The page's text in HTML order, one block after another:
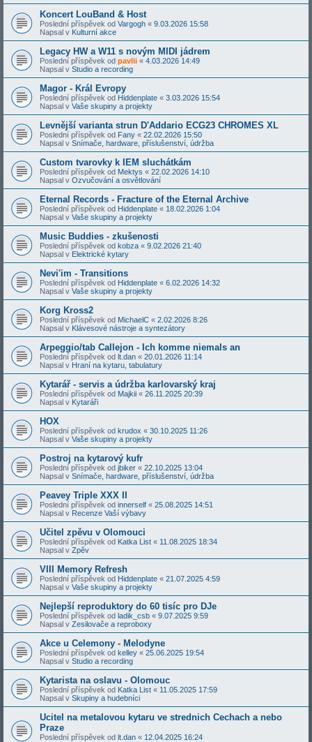
Koncert LouBand & Host
Poslední příspěvek od Vargogh « 9.03.2026 15:58
Napsal v Kulturní akce
Legacy HW a W11 s novým MIDI jádrem
Poslední příspěvek od pavlii « 4.03.2026 14:49
Napsal v Studio a recording
Magor - Král Evropy
Poslední příspěvek od Hiddenplate « 3.03.2026 15:54
Napsal v Vaše skupiny a projekty
Levnější varianta strun D'Addario ECG23 CHROMES XL
Poslední příspěvek od Fany « 22.02.2026 15:50
Napsal v Snímače, hardware, příslušenství, údržba
Custom tvarovky k IEM sluchátkám
Poslední příspěvek od Mektys « 22.02.2026 14:10
Napsal v Ozvučování a osvětlování
Eternal Records - Fracture of the Eternal Archive
Poslední příspěvek od Hiddenplate « 18.02.2026 1:04
Napsal v Vaše skupiny a projekty
Music Buddies - zkušenosti
Poslední příspěvek od kobza « 9.02.2026 21:40
Napsal v Elektrické kytary
Nevi'im - Transitions
Poslední příspěvek od Hiddenplate « 6.02.2026 14:32
Napsal v Vaše skupiny a projekty
Korg Kross2
Poslední příspěvek od MichaelC « 2.02.2026 8:26
Napsal v Klávesové nástroje a syntezátory
Arpeggio/tab Callejon - Ich komme niemals an
Poslední příspěvek od lt.dan « 20.01.2026 11:14
Napsal v Hraní na kytaru, tabulatury
Kytarář - servis a údržba karlovarský kraj
Poslední příspěvek od Majkii « 26.11.2025 20:39
Napsal v Kytaráři
HOX
Poslední příspěvek od krudox « 30.10.2025 11:26
Napsal v Vaše skupiny a projekty
Postroj na kytarový kufr
Poslední příspěvek od jbiker « 22.10.2025 13:04
Napsal v Snímače, hardware, příslušenství, údržba
Peavey Triple XXX II
Poslední příspěvek od innerself « 25.08.2025 14:51
Napsal v Recenze Vaší výbavy
Učitel zpěvu v Olomouci
Poslední příspěvek od Katka List « 11.08.2025 18:34
Napsal v Zpěv
VIII Memory Refresh
Poslední příspěvek od Hiddenplate « 21.07.2025 4:59
Napsal v Vaše skupiny a projekty
Nejlepší reproduktory do 60 tisíc pro DJe
Poslední příspěvek od ladik_csb « 9.07.2025 9:59
Napsal v Zesilovače a reproboxy
Akce u Celemony - Melodyne
Poslední příspěvek od kelley « 25.06.2025 19:54
Napsal v Studio a recording
Kytarista na oslavu - Olomouc
Poslední příspěvek od Katka List « 11.05.2025 17:59
Napsal v Skupiny a hudebníci
Ucitel na metalovou kytaru ve strednich Cechach a nebo
Praze
Poslední příspěvek od lt.dan « 12.04.2025 16:24